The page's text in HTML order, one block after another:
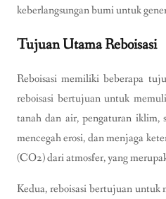
keberlangsungan bumi untuk
Tujuan Utama Reboisasi
Reboisasi memiliki beberapa
reboisasi bertujuan untuk
tanah dan air, pengaturan iklim,
mencegah erosi, dan menjaga
(CO2) dari atmosfer, yang
Kedua, reboisasi bertujuan untuk